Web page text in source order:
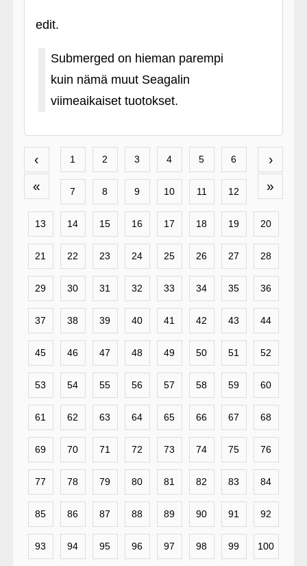
edit.
Submerged on hieman parempi
kuin nämä muut Seagalin
viimeaikaiset tuotokset.
‹
«
›
»
1 2 3 4 5 6
7 8 9 10 11 12
13 14 15 16 17 18 19 20
21 22 23 24 25 26 27 28
29 30 31 32 33 34 35 36
37 38 39 40 41 42 43 44
45 46 47 48 49 50 51 52
53 54 55 56 57 58 59 60
61 62 63 64 65 66 67 68
69 70 71 72 73 74 75 76
77 78 79 80 81 82 83 84
85 86 87 88 89 90 91 92
93 94 95 96 97 98 99 100